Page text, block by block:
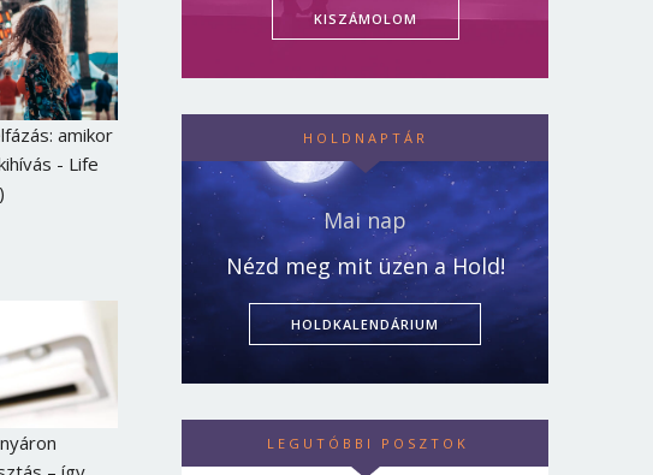
amikor
- Life
KISZÁMOLOM
HOLDNAPTÁR
Mai nap
Nézd meg mit üzen a Hold!
HOLDKALENDÁRIUM
LEGUTÓBBI POSZTOK